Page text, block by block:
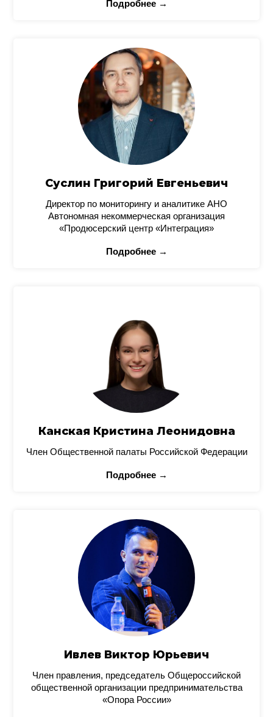
Подробнее →
Суслин Григорий Евгеньевич
Директор по мониторингу и аналитике АНО
Автономная некоммерческая организация
«Продюсерский центр «Интеграция»
Подробнее →
Канская Кристина Леонидовна
Член Общественной палаты Российской Федерации
Подробнее →
Ивлев Виктор Юрьевич
Член правления, председатель Общероссийской
общественной организации предпринимательства
«Опора России»